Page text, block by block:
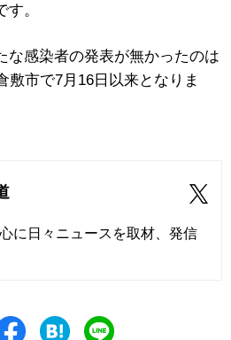
。
感染者の発表が無かったのは
敷市で7月16日以来となりま
に日々ニュースを取材、発信